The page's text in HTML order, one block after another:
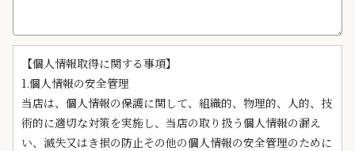
【個人情報取得に関する事項】
1.個人情報の安全管理
当店は、個人情報の保護に関して、組織的、物理的、人的、技
術的に適切な対策を実施し、当店の取り扱う個人情報の漏え
い、滅失又はき損の防止その他の個人情報の安全管理のために